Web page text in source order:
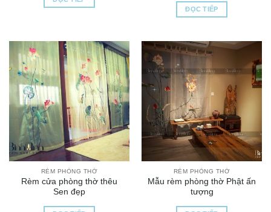
ĐỌC TIẾP
RÈM PHÒNG THỜ
Rèm cửa phòng thờ thêu
Sen đẹp
RÈM PHÒNG THỜ
Mẫu rèm phòng thờ Phật ấn
tượng